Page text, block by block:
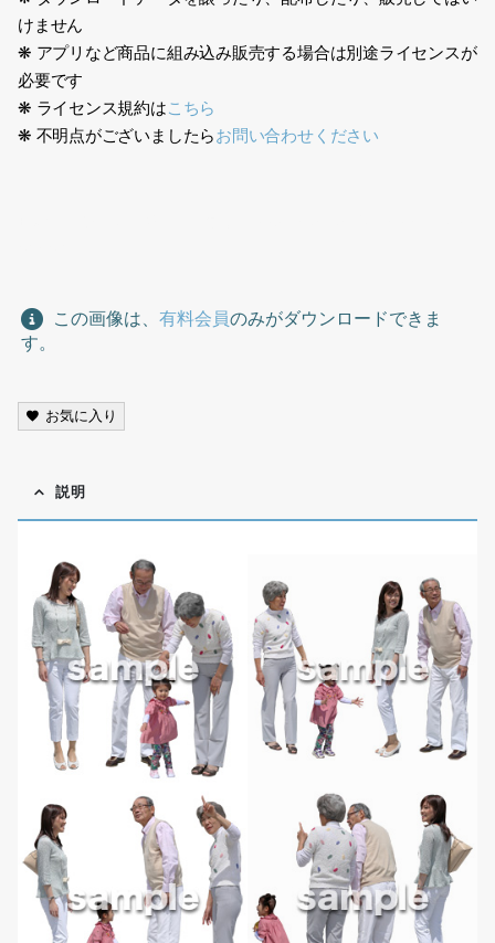
けません
❋ アプリなど商品に組み込み販売する場合は別途ライセンスが
必要です
❋ ライセンス規約はこちら
❋ 不明点がございましたらお問い合わせください
この画像は、 有料会員のみがダウンロードできま
す。
お気に入り
説明